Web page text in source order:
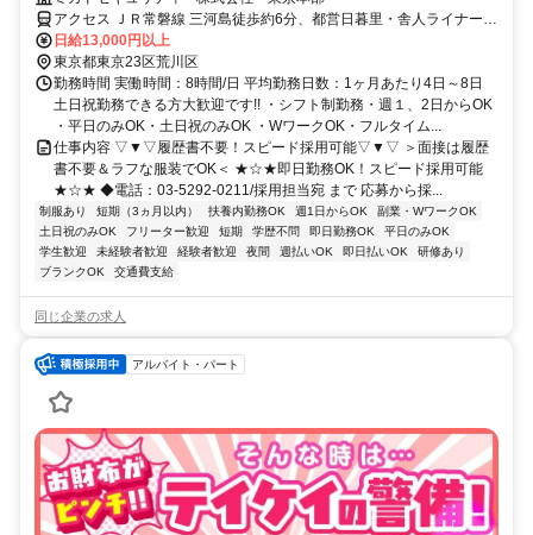
アクセス ＪＲ常磐線 三河島徒歩約6分、都営日暮里・舎人ライナー
日暮里尾久橋通り口徒歩約8分、都営日暮里・舎人ライナー 日暮里尾
久橋通り口徒歩約8分
日給13,000円以上
東京都東京23区荒川区
勤務時間 実働時間：8時間/日 平均勤務日数：1ヶ月あたり4日～8日
土日祝勤務できる方大歓迎です!! ・シフト制勤務・週１、2日からOK
・平日のみOK・土日祝のみOK ・WワークOK・フルタイム...
仕事内容 ▽▼▽履歴書不要！スピード採用可能▽▼▽ ＞面接は履歴
書不要＆ラフな服装でOK＜ ★☆★即日勤務OK！スピード採用可能
★☆★ ◆電話：03-5292-0211/採用担当宛 まで 応募から採...
制服あり 短期（3ヵ月以内） 扶養内勤務OK 週1日からOK
副業・WワークOK
土日祝のみOK
フリーター歓迎 短期 学歴不問 即日勤務OK
平日のみOK
学生歓迎
未経験者歓迎 経験者歓迎 夜間 週払いOK 即日払いOK
研修あり
ブランクOK
交通費支給
同じ企業の求人
アルバイト・パート